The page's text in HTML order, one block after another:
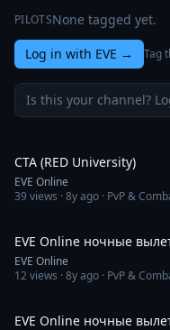
PILOTSNone tagged yet.
Log in with EVE → Tag
Is this your channel?
CTA (RED University)
EVE Online
39views ·8y ago · PvP &
EVE Online ночные
EVE Online
12views ·8y ago · PvP &
EVE Online ночные